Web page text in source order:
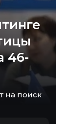
46-
на поиск